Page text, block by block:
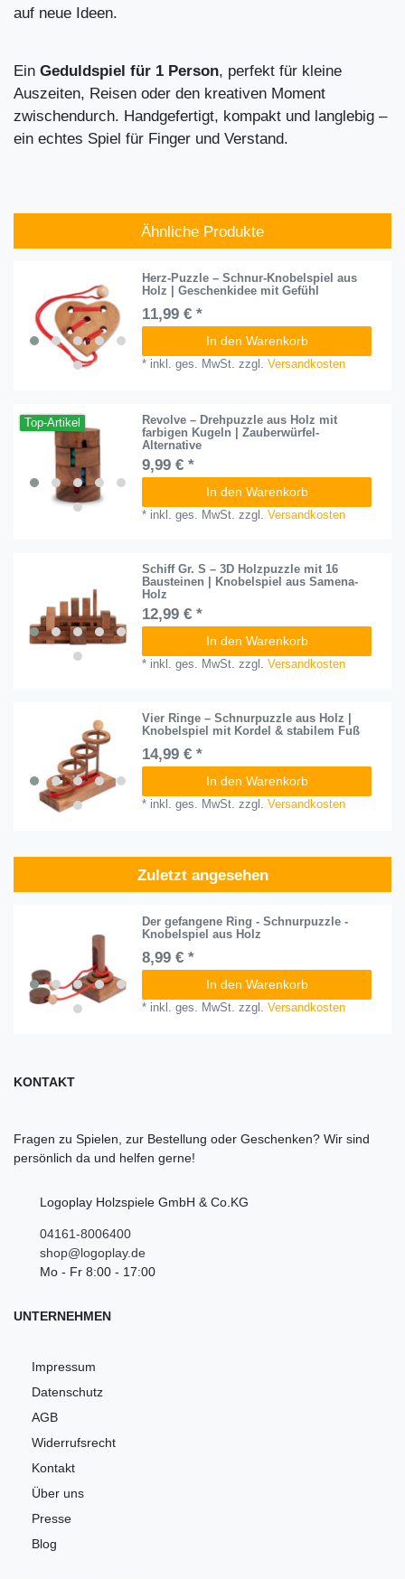
auf neue Ideen.
Ein Geduldspiel für 1 Person, perfekt für kleine
Auszeiten, Reisen oder den kreativen Moment
zwischendurch. Handgefertigt, kompakt und langlebig –
ein echtes Spiel für Finger und Verstand.
Ähnliche Produkte
Herz-Puzzle – Schnur-Knobelspiel aus
Holz | Geschenkidee mit Gefühl
11,99 € *
In den Warenkorb
* inkl. ges. MwSt. zzgl.Versandkosten
Top-Artikel
Revolve – Drehpuzzle aus Holz mit
farbigen Kugeln | Zauberwürfel-
Alternative
9,99 € *
In den Warenkorb
* inkl. ges. MwSt. zzgl.Versandkosten
Schiff Gr. S – 3D Holzpuzzle mit 16
Bausteinen | Knobelspiel aus Samena-
Holz
12,99 € *
In den Warenkorb
* inkl. ges. MwSt. zzgl.Versandkosten
Vier Ringe – Schnurpuzzle aus Holz |
Knobelspiel mit Kordel & stabilem Fuß
14,99 € *
In den Warenkorb
* inkl. ges. MwSt. zzgl.Versandkosten
Zuletzt angesehen
Der gefangene Ring - Schnurpuzzle -
Knobelspiel aus Holz
8,99 € *
In den Warenkorb
* inkl. ges. MwSt. zzgl.Versandkosten
KONTAKT
Fragen zu Spielen, zur Bestellung oder Geschenken? Wir sind
persönlich da und helfen gerne!
Logoplay Holzspiele GmbH & Co.KG
04161-8006400
shop@logoplay.de
Mo - Fr 8:00 - 17:00
UNTERNEHMEN
Impressum
Datenschutz
AGB
Widerrufsrecht
Kontakt
Über uns
Presse
Blog